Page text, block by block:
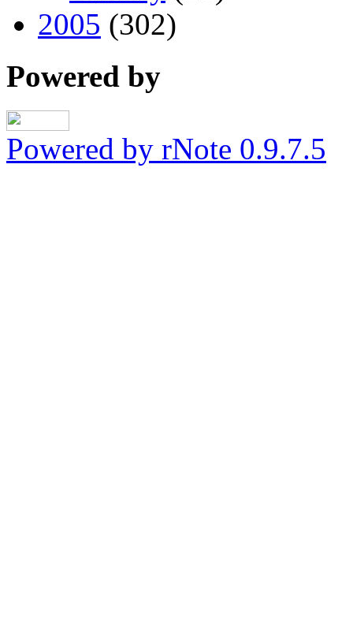
2005 (302)
Powered by
Powered by rNote 0.9.7.5